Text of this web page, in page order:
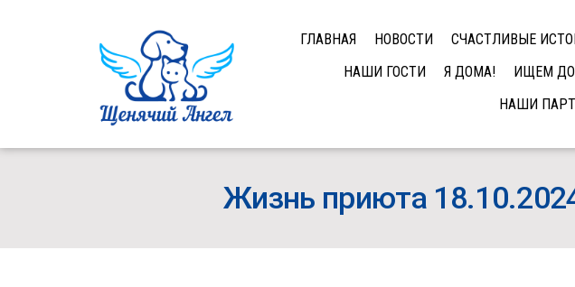
ГЛАВНАЯ НОВОСТИ СЧАСТЛИВЫЕ
НАШИ ГОСТИ
Я ДОМА! ИЩЕМ
НАШИ
Жизнь приюта